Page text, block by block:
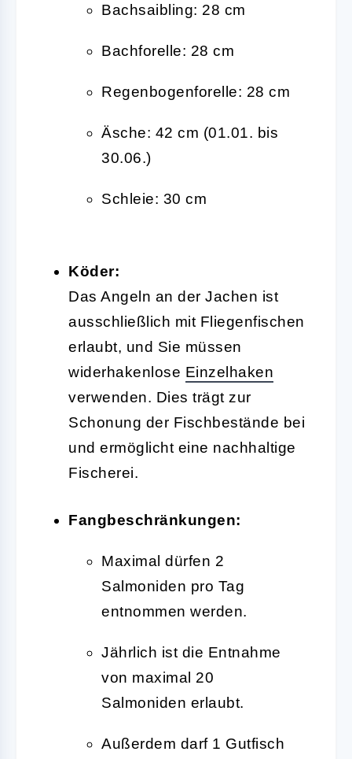
Bachsaibling: 28 cm
Bachforelle: 28 cm
Regenbogenforelle: 28 cm
Äsche: 42 cm (01.01. bis
30.06.)
Schleie: 30 cm
Köder:
Das Angeln an der Jachen ist
ausschließlich mit Fliegenfischen
erlaubt, und Sie müssen
widerhakenlose Einzelhaken
verwenden. Dies trägt zur
Schonung der Fischbestände bei
und ermöglicht eine nachhaltige
Fischerei.
Fangbeschränkungen:
Maximal dürfen 2
Salmoniden pro Tag
entnommen werden.
Jährlich ist die Entnahme
von maximal 20
Salmoniden erlaubt.
Außerdem darf 1 Gutfisch